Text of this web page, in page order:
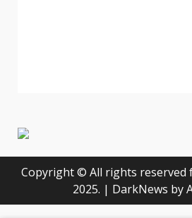
Copyright © All rights reserved
2025. | DarkNews by